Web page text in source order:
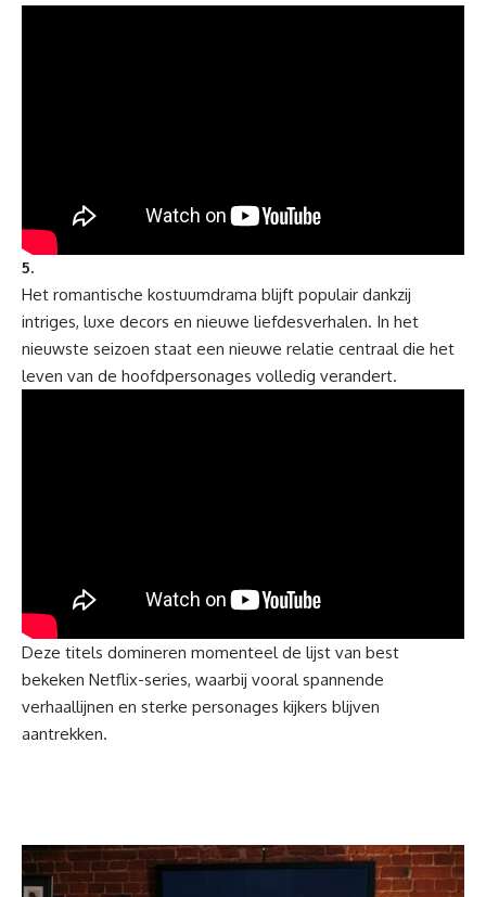
5.
Het romantische kostuumdrama blijft populair dankzij
intriges, luxe decors en nieuwe liefdesverhalen. In het
nieuwste seizoen staat een nieuwe relatie centraal die het
leven van de hoofdpersonages volledig verandert.
Deze titels domineren momenteel de lijst van best
bekeken Netflix-series, waarbij vooral spannende
verhaallijnen en sterke personages kijkers blijven
aantrekken.